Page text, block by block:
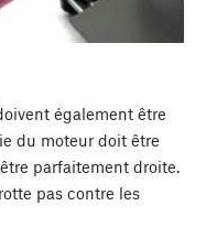
également être
du moteur doit être
parfaitement droite.
pas contre les